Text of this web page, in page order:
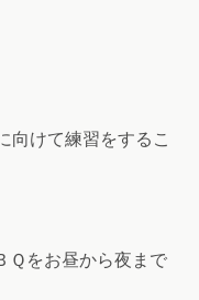
向けて練習をするこ
Ｑをお昼から夜まで